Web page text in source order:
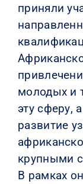
приняли
молодых и
эту сферу,
развитие
крупными
В рамках